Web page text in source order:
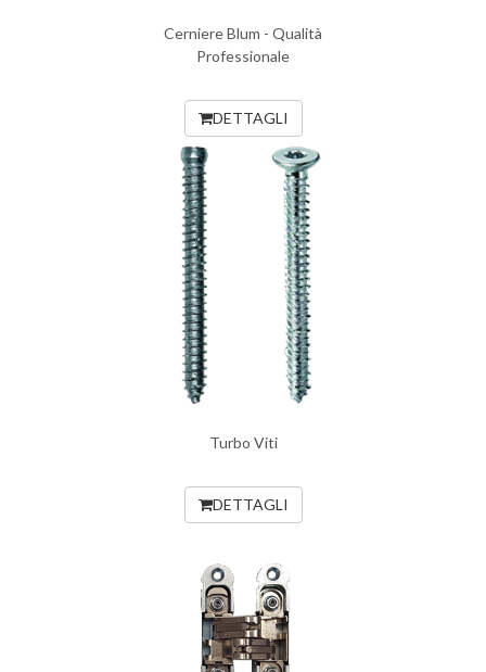
Cerniere Blum - Qualità
Professionale
DETTAGLI
Turbo Viti
DETTAGLI